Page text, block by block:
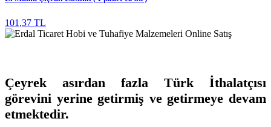
101,37 TL
Çeyrek asırdan fazla Türk İthalatçısı
görevini yerine getirmiş ve getirmeye devam
etmektedir.